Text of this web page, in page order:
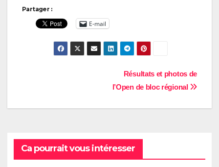
Partager :
E-mail
Résultats et photos de
l’Open de bloc régional
Ca pourrait vous intéresser